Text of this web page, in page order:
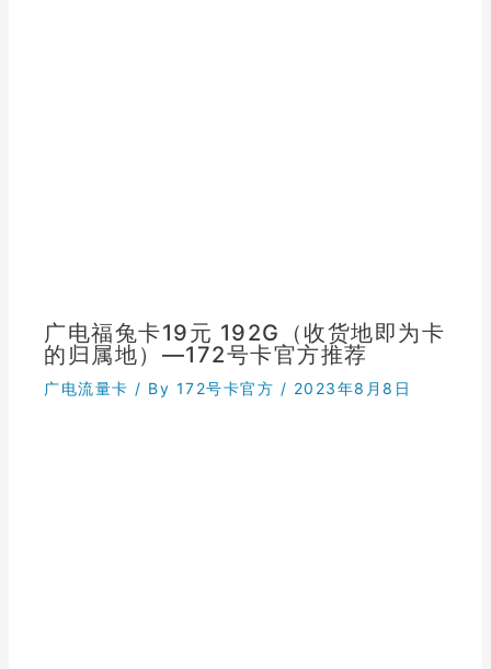
广电福兔卡19元 192G（收货地即为卡
的归属地）—172号卡官方推荐
广电流量卡 / By 172号卡官方 / 2023年8月8日